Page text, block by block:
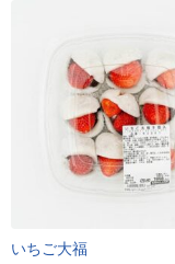
いちご大福